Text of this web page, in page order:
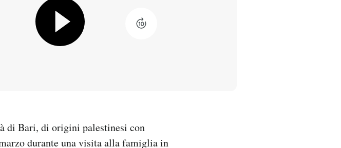
di Bari, di origini palestinesi con
durante una visita alla famiglia in